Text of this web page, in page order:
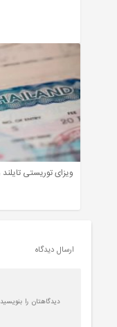
ویزای توریستی
ارسال دیدگاه